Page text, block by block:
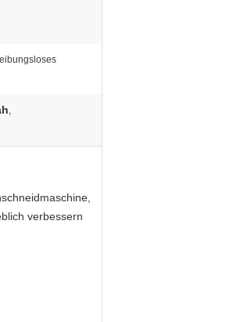
,
verbessern